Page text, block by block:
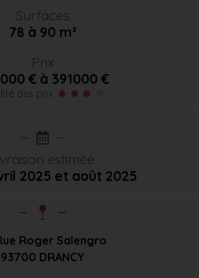
Surfaces
78 à 90 m²
Prix
€ à 391000 €
des prix
estimée
2025 et août 2025
Roger Salengro
93700 DRANCY